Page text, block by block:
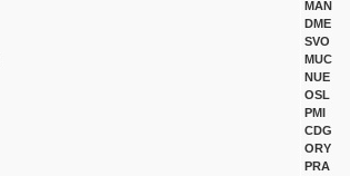
MAN
DME
SVO
MUC
NUE
OSL
PMI
CDG
ORY
PRA